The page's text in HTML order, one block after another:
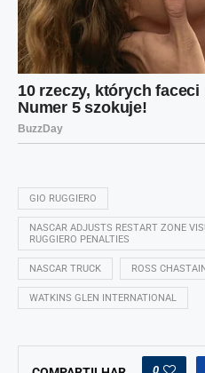
GIO RUGGIERO
NASCAR ADJUSTS RESTART ZONE
RUGGIERO PENALTIES
NASCAR TRUCK ROSS CHASTAIN
WATKINS GLEN INTERNATIONAL
0